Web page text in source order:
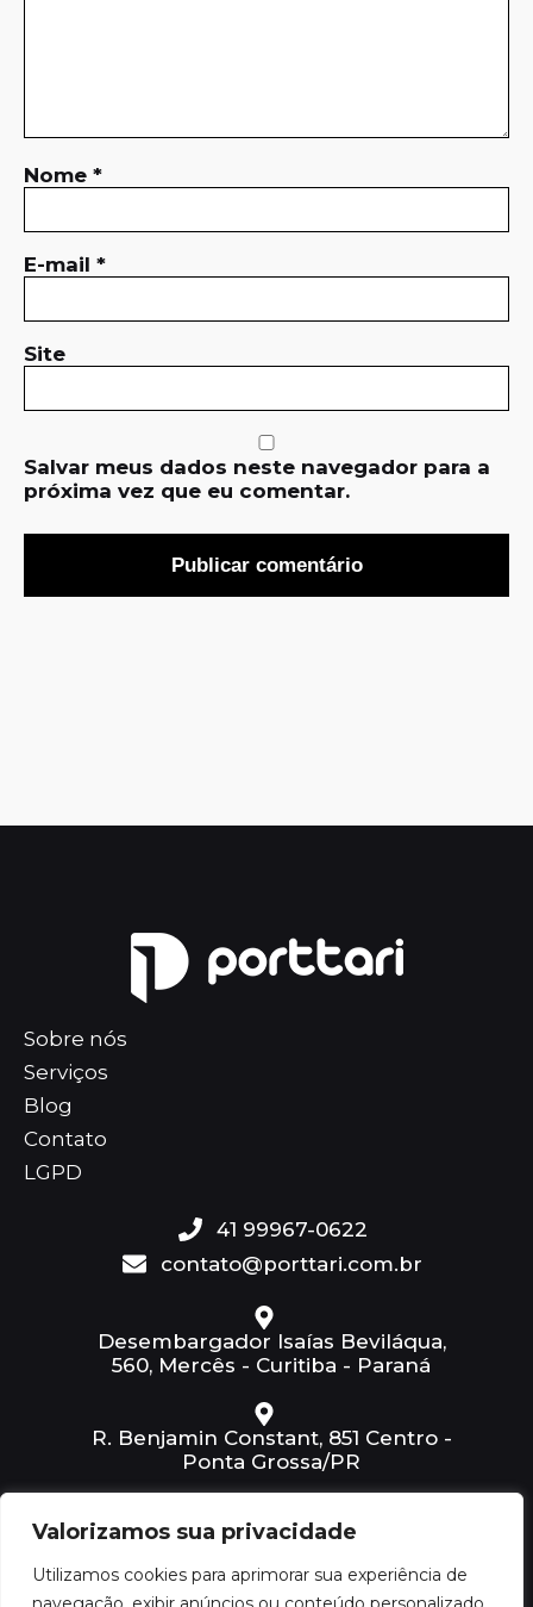
Valorizamos sua privacidade
Utilizamos cookies para aprimorar sua experiência de
Nome *
E-mail *
Site
Salvar meus dados neste navegador para a
próxima vez que eu comentar.
Sobre nós
Serviços
Blog
Contato
LGPD
41 99967-0622
contato@porttari.com.br
Desembargador Isaías Beviláqua,
560, Mercês - Curitiba - Paraná
R. Benjamin Constant, 851 Centro -
Ponta Grossa/PR
Rua Alferes Poli, n. 555 | 1º andar -